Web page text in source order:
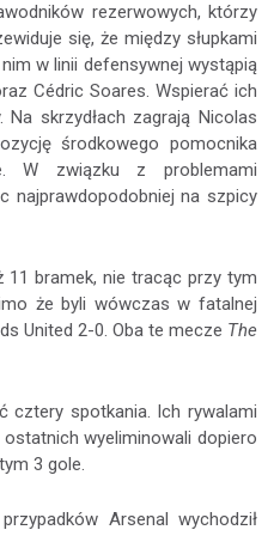
rezerwowych, którzy
się, że między słupkami
w linii defensywnej wystąpią
Cédric Soares. Wspierać ich
skrzydłach zagrają Nicolas
środkowego pomocnika
W związku z problemami
najprawdopodobniej na szpicy
bramek, nie tracąc przy tym
że byli wówczas w fatalnej
United 2-0. Oba te mecze The
cztery spotkania. Ich rywalami
ostatnich wyeliminowali dopiero
3 gole.
Arsenal wychodził